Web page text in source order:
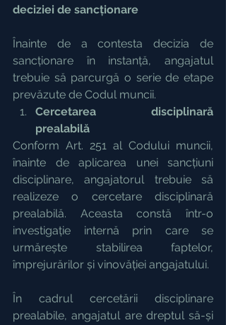
deciziei de sancționare
Înainte de a contesta decizia de
sancționare în instanță, angajatul
trebuie să parcurgă o serie de etape
prevăzute de Codul muncii.
Cercetarea disciplinară
prealabilă
Conform Art. 251 al Codului muncii,
înainte de aplicarea unei sancțiuni
disciplinare, angajatorul trebuie să
realizeze o cercetare disciplinară
prealabilă. Aceasta constă într-o
investigație internă prin care se
urmărește stabilirea faptelor,
împrejurărilor și vinovăției angajatului.
În cadrul cercetării disciplinare
prealabile, angajatul are dreptul să-și